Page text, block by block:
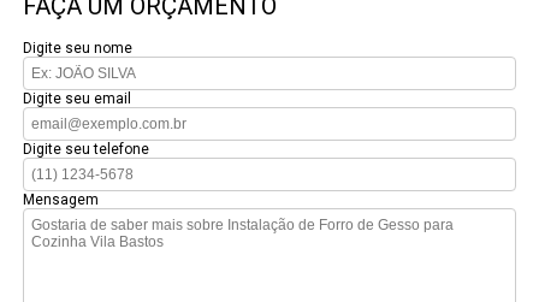
FAÇA UM ORÇAMENTO
Digite seu nome
Digite seu email
Digite seu telefone
Mensagem